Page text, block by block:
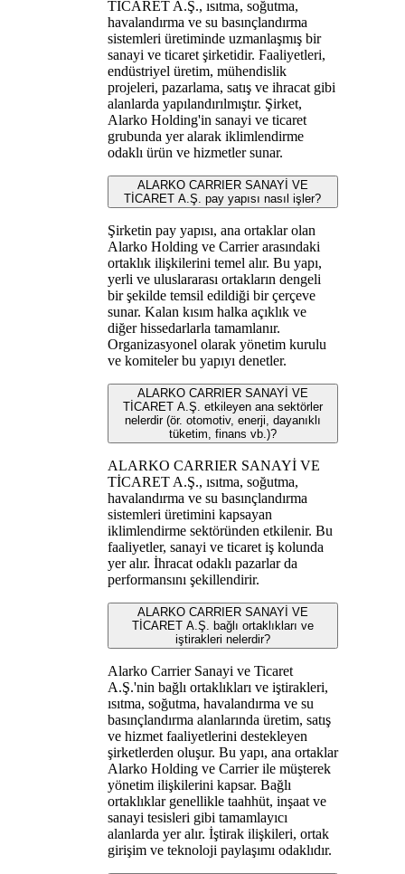
TİCARET A.Ş., ısıtma, soğutma,
havalandırma ve su basınçlandırma
sistemleri üretiminde uzmanlaşmış bir
sanayi ve ticaret şirketidir. Faaliyetleri,
endüstriyel üretim, mühendislik
projeleri, pazarlama, satış ve ihracat gibi
alanlarda yapılandırılmıştır. Şirket,
Alarko Holding'in sanayi ve ticaret
grubunda yer alarak iklimlendirme
odaklı ürün ve hizmetler sunar.
ALARKO CARRIER SANAYİ VE
TİCARET A.Ş. pay yapısı nasıl işler?
Şirketin pay yapısı, ana ortaklar olan
Alarko Holding ve Carrier arasındaki
ortaklık ilişkilerini temel alır. Bu yapı,
yerli ve uluslararası ortakların dengeli
bir şekilde temsil edildiği bir çerçeve
sunar. Kalan kısım halka açıklık ve
diğer hissedarlarla tamamlanır.
Organizasyonel olarak yönetim kurulu
ve komiteler bu yapıyı denetler.
ALARKO CARRIER SANAYİ VE
TİCARET A.Ş. etkileyen ana sektörler
nelerdir (ör. otomotiv, enerji, dayanıklı
tüketim, finans vb.)?
ALARKO CARRIER SANAYİ VE
TİCARET A.Ş., ısıtma, soğutma,
havalandırma ve su basınçlandırma
sistemleri üretimini kapsayan
iklimlendirme sektöründen etkilenir. Bu
faaliyetler, sanayi ve ticaret iş kolunda
yer alır. İhracat odaklı pazarlar da
performansını şekillendirir.
ALARKO CARRIER SANAYİ VE
TİCARET A.Ş. bağlı ortaklıkları ve
iştirakleri nelerdir?
Alarko Carrier Sanayi ve Ticaret
A.Ş.'nin bağlı ortaklıkları ve iştirakleri,
ısıtma, soğutma, havalandırma ve su
basınçlandırma alanlarında üretim, satış
ve hizmet faaliyetlerini destekleyen
şirketlerden oluşur. Bu yapı, ana ortaklar
Alarko Holding ve Carrier ile müşterek
yönetim ilişkilerini kapsar. Bağlı
ortaklıklar genellikle taahhüt, inşaat ve
sanayi tesisleri gibi tamamlayıcı
alanlarda yer alır. İştirak ilişkileri, ortak
girişim ve teknoloji paylaşımı odaklıdır.